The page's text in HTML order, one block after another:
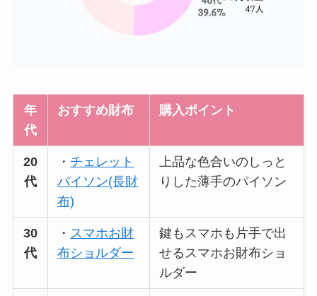
年
代
おすすめ財布 購入ポイント
20
代
・ チェレット
パイソン(長財
布)
上品な色合いのしっと
りした薄手のパイソン
30
代
・ スマホお財
布ショルダー
鍵もスマホも片手で出
せるスマホお財布ショ
ルダー